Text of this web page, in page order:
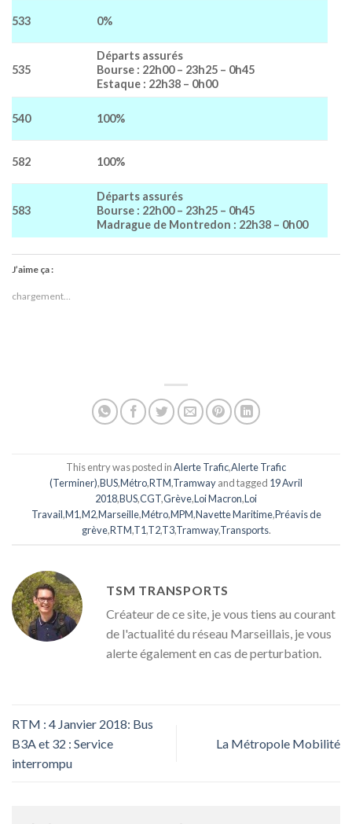
533 0%
535
Départs assurés
Bourse : 22h00 – 23h25 – 0h45
Estaque : 22h38 – 0h00
540 100%
582 100%
583
Départs assurés
Bourse : 22h00 – 23h25 – 0h45
Madrague de Montredon : 22h38 – 0h00
J’aime ça :
chargement…
This entry was posted inAlerte Trafic,Alerte Trafic
(Terminer),BUS,Métro,RTM,Tramwayand tagged 19 Avril
2018,BUS,CGT,Grève,Loi Macron,Loi
Travail,M1,M2,Marseille,Métro,MPM,Navette Maritime,Préavis de
grève,RTM,T1,T2,T3,Tramway,Transports.
TSM TRANSPORTS
Créateur de ce site, je vous tiens au courant
de l'actualité du réseau Marseillais, je vous
alerte également en cas de perturbation.
RTM : 4 Janvier 2018: Bus
B3A et 32 : Service
interrompu
La Métropole Mobilité